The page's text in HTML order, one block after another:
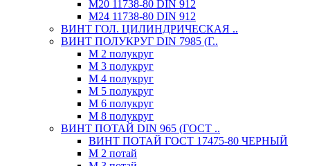
М20 11738-80 DIN 912
М24 11738-80 DIN 912
ВИНТ ГОЛ. ЦИЛИНДРИЧЕСКАЯ ..
ВИНТ ПОЛУКРУГ DIN 7985 (Г..
М 2 полукруг
М 3 полукруг
М 4 полукруг
М 5 полукруг
М 6 полукруг
М 8 полукруг
ВИНТ ПОТАЙ DIN 965 (ГОСТ ..
ВИНТ ПОТАЙ ГОСТ 17475-80 ЧЕРНЫЙ
М 2 потай